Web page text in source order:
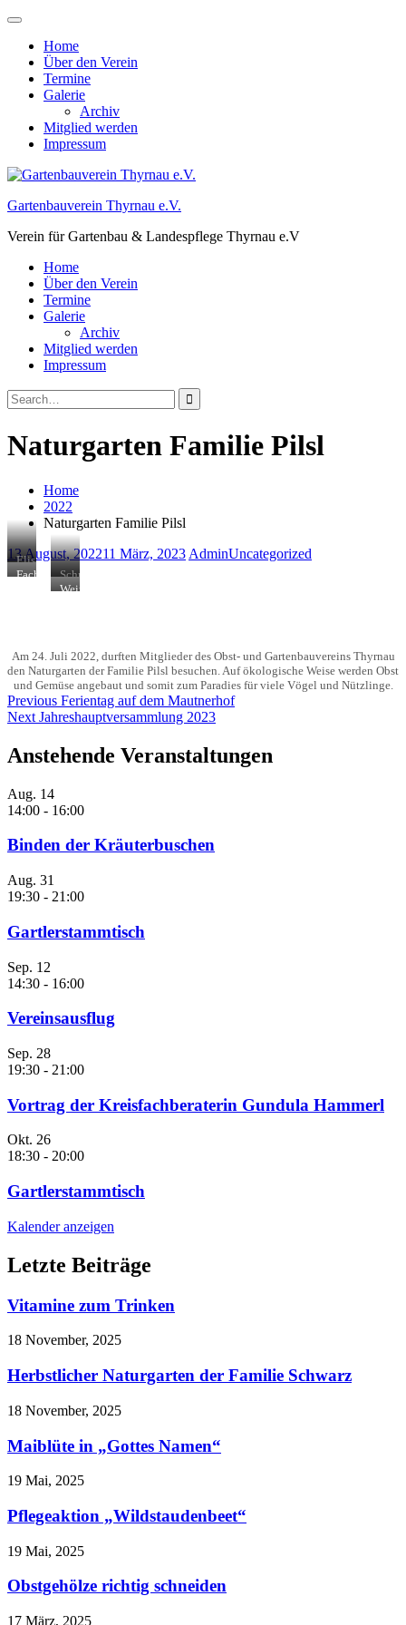
Skip
contentHome
Über den Verein
Termine
Galerie
Archiv
Mitglied werden
Impressum
Gartenbauverein Thyrnau e.V.
Verein für Gartenbau & Landespflege Thyrnau e.V
Home
Über den Verein
Termine
Galerie
Archiv
Mitglied werden
Impressum
Search
Close
Search
Search
for:
Naturgarten Familie Pilsl
Home
2022
Naturgarten Familie Pilsl
13 August, 202211 März, 2023 AdminUncategorized
Elisabeth
und
Konrad
FachsimpelnSchneckenfreier
Garten
Wein
und
Fülle
Am 24. Juli 2022, durften Mitglieder des Obst- und Gartenbauvereins Thyrnau
den Naturgarten der Familie Pilsl besuchen. Auf ökologische Weise werden Obst
und Gemüse angebaut und somit zum Paradies für viele Vögel und Nützlinge.
Beitragsnavigation
Previous Previous
post:
Ferientag auf dem Mautnerhof
Next Next
Jahreshauptversammlung 2023
Anstehende Veranstaltungen
Aug. 14
14:00 - 16:00
Binden der Kräuterbuschen
Aug. 31
19:30 - 21:00
Gartlerstammtisch
Sep. 12
14:30 - 16:00
Vereinsausflug
Sep. 28
19:30 - 21:00
Vortrag der Kreisfachberaterin Gundula Hammerl
Okt. 26
18:30 - 20:00
Gartlerstammtisch
Kalender anzeigen
Letzte Beiträge
Vitamine zum Trinken
18 November, 2025
Herbstlicher Naturgarten der Familie Schwarz
18 November, 2025
Maiblüte in „Gottes Namen“
19 Mai, 2025
Pflegeaktion „Wildstaudenbeet“
19 Mai, 2025
Obstgehölze richtig schneiden
17 März, 2025